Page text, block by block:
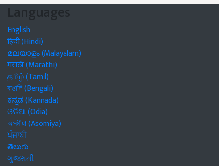
Languages
English
हिंदी (Hindi)
മലയാളം (Malayalam)
मराठी (Marathi)
தமிழ் (Tamil)
বাঙালি (Bengali)
ಕನ್ನಡ (Kannada)
ଓଡିଆ (Odia)
অসমীয়া (Asomiya)
ਪੰਜਾਬੀ
తెలుగు
ગુજરાતી